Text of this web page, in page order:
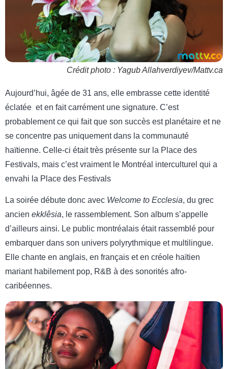
Crédit photo : Yagub Allahverdiyev/Mattv.ca
Aujourd’hui, âgée de 31 ans, elle embrasse cette identité
éclatée et en fait carrément une signature. C’est
probablement ce qui fait que son succès est planétaire et ne
se concentre pas uniquement dans la communauté
haïtienne. Celle-ci était très présente sur la Place des
Festivals, mais c’est vraiment le Montréal interculturel qui a
envahi la Place des Festivals
La soirée débute donc avec Welcome to Ecclesia, du grec
ancien ekklêsia, le rassemblement. Son album s’appelle
d’ailleurs ainsi. Le public montréalais était rassemblé pour
embarquer dans son univers polyrythmique et multilingue.
Elle chante en anglais, en français et en créole haïtien
mariant habilement pop, R&B à des sonorités afro-
caribéennes.